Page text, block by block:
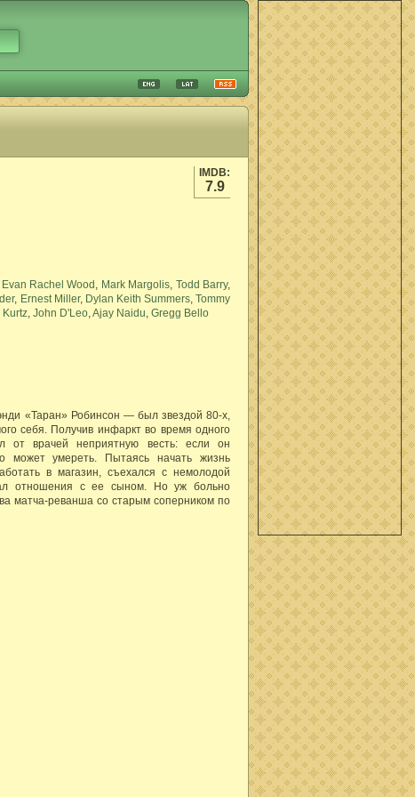
IMDB:
7.9
Evan Rachel Wood , Mark Margolis, Todd Barry,
, Ernest Miller, Dylan Keith Summers,Tommy
Kurtz, John D'Leo,Ajay Naidu, Gregg Bello
«Таран» Робинсон — был звездой 80-х,
себя. Получив инфаркт во время одного
от врачей неприятную весть: если он
может умереть. Пытаясь начать жизнь
в магазин, съехался с немолодой
отношения с ее сыном. Но уж больно
матча-реванша со старым соперником по